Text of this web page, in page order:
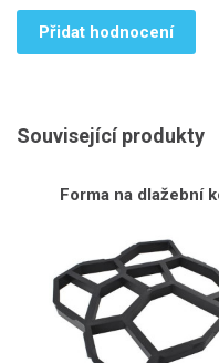
Přidat hodnocení
Související produkty
Forma na dlažební